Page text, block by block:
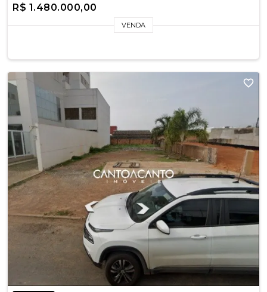
R$ 1.480.000,00
VENDA